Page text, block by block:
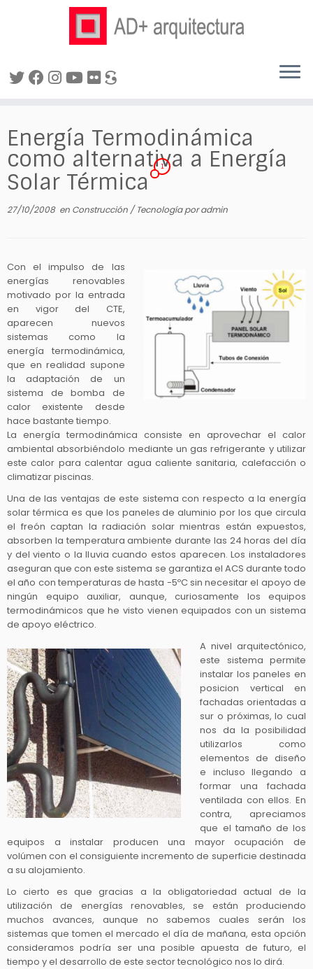
contenido
Energía Termodinámica
como alternativa a Energía
Solar Térmica
1
27/10/2008en Construcción /Tecnologíaporadmin
Con el impulso de las
energías renovables
motivado por la entrada
en vigor del CTE,
aparecen nuevos
sistemas como la
energía termodinámica,
que en realidad supone
la adaptación de un
sistema de bomba de
calor existente desde
hace bastante tiempo.
La energía termodinámica consiste en aprovechar el calor
ambiental absorbiéndolo mediante un gas refrigerante y utilizar
este calor para calentar agua caliente sanitaria, calefacción o
climatizar piscinas.
Una de las ventajas de este sistema con respecto a la energía
solar térmica es que los paneles de aluminio por los que circula
el freón captan la radiación solar mientras están expuestos,
absorben la temperatura ambiente durante las 24 horas del día
y del viento o la lluvia cuando estos aparecen. Los instaladores
aseguran que con este sistema se garantiza el ACS durante todo
el año con temperaturas de hasta -5ºC sin necesitar el apoyo de
ningún equipo auxiliar, aunque, curiosamente los equipos
termodinámicos que he visto vienen equipados con un sistema
de apoyo eléctrico.
A nivel arquitectónico,
este sistema permite
instalar los paneles en
posicion vertical en
fachadas orientadas a
sur o próximas, lo cual
nos da la posibilidad
utilizarlos como
elementos de diseño
e incluso llegando a
formar una fachada
ventilada con ellos. En
contra, apreciamos
que el tamaño de los
equipos a instalar producen una mayor ocupación de
volúmen con el consiguiente incremento de superficie destinada
a su alojamiento.
Lo cierto es que gracias a la obligatoriedad actual de la
utilización de energías renovables, se están produciendo
muchos avances, aunque no sabemos cuales serán los
sistemas que tomen el mercado el día de mañana, esta opción
consideramos podría ser una posible apuesta de futuro, el
tiempo y el desarrollo de este sector tecnológico nos lo dirá.